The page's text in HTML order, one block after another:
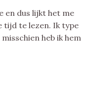
en dus lijkt het me
tijd te lezen. Ik type
heb ik hem